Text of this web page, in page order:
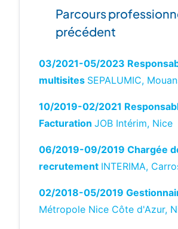
Parcours
précédent
03/2021-05/2023
multisites SEPALUMIC,
10/2019-02/2021
Facturation JOB Intérim, Nice
06/2019-09/2019 Chargée
recrutement INTERIMA,
02/2018-05/2019
Métropole Nice Côte d'Azur,